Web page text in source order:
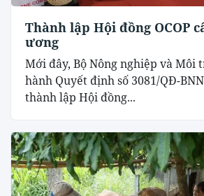
Thành lập Hội đồng OCOP
ương
Mới đây, Bộ Nông nghiệp và Môi
hành Quyết định số 3081/QĐ-
thành lập Hội đồng...